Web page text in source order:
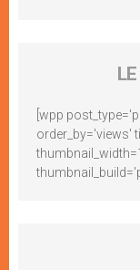
[wpp
order_by='views'